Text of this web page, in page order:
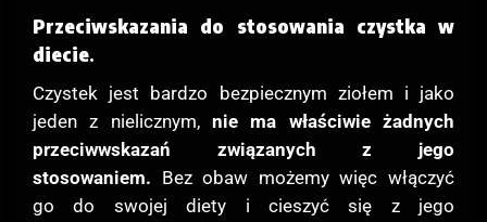
Przeciwskazania do stosowania czystka w
diecie.
Czystek jest bardzo bezpiecznym ziołem i jako
jeden z nielicznym,nie ma właściwie żadnych
przeciwwskazań związanych z jego
stosowaniem. Bez obaw możemy więc włączyć
go do swojej diety i cieszyć się z jego